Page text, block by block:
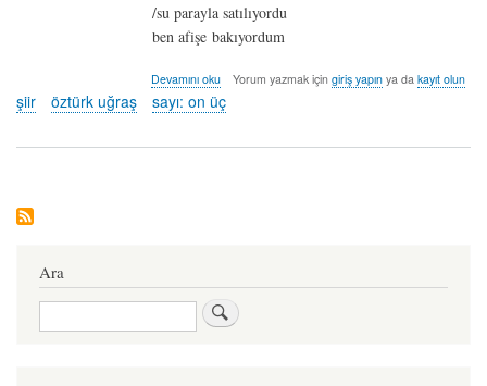
/su parayla satılıyordu
ben afişe bakıyordum
söz
gibi
-
Devamını oku Yorum yazmak için giriş yapınya da kayıt olun
şiir öztürk uğraş sayı: on üç
Ara
Ara